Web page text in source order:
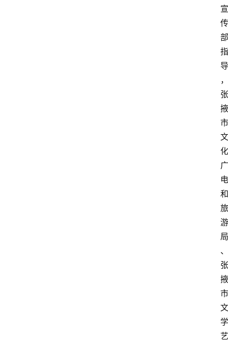
宣
传
部
指
导
，
张
掖
市
文
化
广
电
和
旅
游
局
、
张
掖
市
文
学
艺